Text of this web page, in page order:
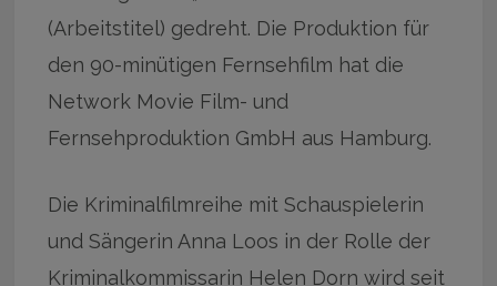
(Arbeitstitel) gedreht. Die Produktion für
den 90-minütigen Fernsehfilm hat die
Network Movie Film- und
Fernsehproduktion GmbH aus Hamburg.
Die Kriminalfilmreihe mit Schauspielerin
und Sängerin Anna Loos in der Rolle der
Kriminalkommissarin Helen Dorn wird seit